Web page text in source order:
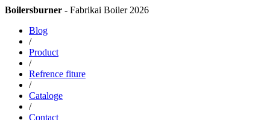
Boilersburner - Fabrikai Boiler 2026
Blog
/
Product
/
Refrence fiture
/
Cataloge
/
Contact